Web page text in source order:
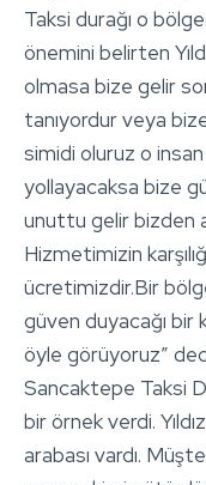
Taksi durağı o
önemini belirten
olmasa bize gelir
tanıyordur veya
simidi oluruz o
yollayacaksa bize
unuttu gelir bizden
Hizmetimizin
ücretimizdir.Bir
güven duyacağı bir
öyle görüyoruz”
Sancaktepe Taksi
bir örnek verdi.
arabası vardı.